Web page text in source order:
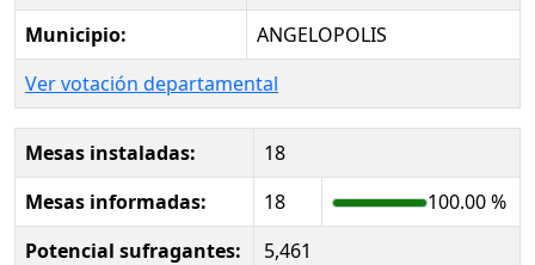
Municipio:
ANGELOPOLIS
Ver votación departamental
Mesas instaladas:
18
Mesas informadas:
18
100.00 %
Potencial sufragantes:
5,461